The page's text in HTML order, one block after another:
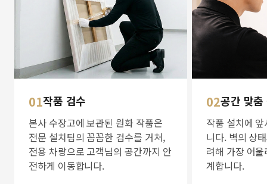
01작품 검수
본사 수장고에 보관된 원화 작품은
전문 설치팀의 꼼꼼한 검수를 거쳐,
전용 차량으로 고객님의 공간까지 안
전하게 이동합니다.
02공간 맞
작품 설치에
니다. 벽의 상
려해 가장 어
계합니다.